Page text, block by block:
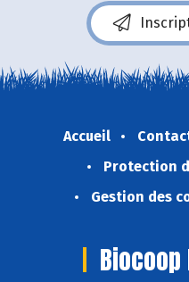
Accueil
Protection
Gestion des